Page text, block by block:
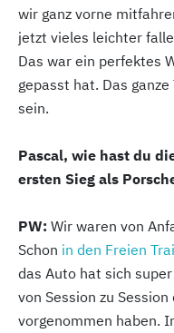
wir ganz vorne
jetzt vieles leichter
Das war ein perfektes
gepasst hat. Das
sein.
Pascal, wie hast du
ersten Sieg als
PW: Wir waren von
Schon in den Freien
das Auto hat sich
von Session zu
vorgenommen haben.